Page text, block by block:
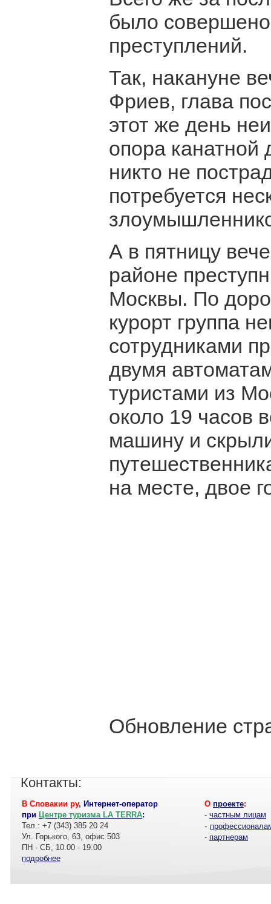
было совершено
преступлений.
Так, накануне
Фриев, глава
этот же день
опора канатной
никто не
потребуется
А в пятницу
районе
Москвы. По
курорт группа
сотрудниками
двумя
туристами из
около 19 часов
машину и
на месте, двое
Обновление
Контакты:
В Словакии ру, Интернет-оператор
при Центре туризма LA TERRA:
Тел.: +7 (343) 385 20 24
Ул. Горького, 63, офис 503
ПН - СБ, 10.00 - 19.00
подробнее
О проекте:
- частным лицам
-
- партнерам